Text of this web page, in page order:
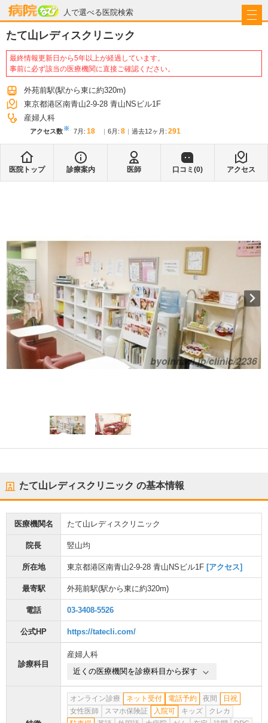
人で選べる医院検索
病院なび
たて山レディスクリニック
最終情報更新日から5年以上が経過しています。
事前に必ず該当の医療機関に直接ご確認ください。
外苑前駅(駅から東に約320m)
東京都港区南青山2-9-28 青山NSビル1F
産婦人科
アクセス数※ 7月 : 18 6月 : 8 過去12ヶ月: 291
医院トップ 診療案内 医師 口コミ(0) アクセス
たて山レディスクリニック の基本情報
医療機関名 たて山レディスクリニック
院長 竪山均
所在地 東京都港区南青山2-9-28 青山NSビル1F [アクセス]
最寄駅 外苑前駅(駅から東に約320m)
電話 03-3408-5526
公式HP https://tatecli.com/
診療科目
産婦人科
近くの医療機関を診療科目から探す
オンライン診療 ネット受付 電話予約 夜間
日祝
女性医師
スマホ保険証 入院可 キッズ
クレカ